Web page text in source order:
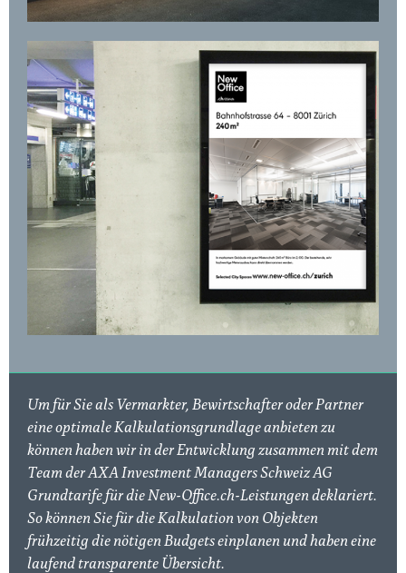
Um für Sie als Vermarkter, Bewirtschafter oder Partner
eine optimale Kalkulationsgrundlage anbieten zu
können haben wir in der Entwicklung zusammen mit dem
Team der AXA Investment Managers Schweiz AG
Grundtarife für die New-Office.ch-Leistungen deklariert.
So können Sie für die Kalkulation von Objekten
frühzeitig die nötigen Budgets einplanen und haben eine
laufend transparente Übersicht.